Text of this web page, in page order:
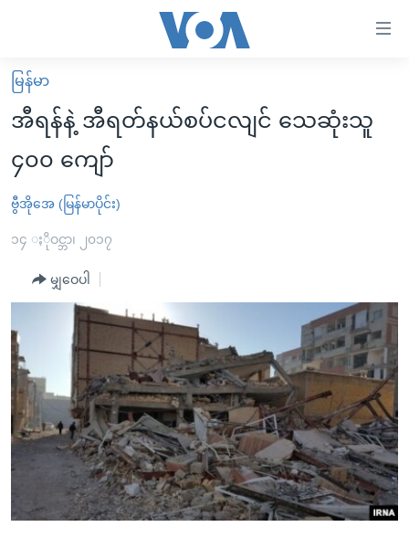
လွယ်ကူ
စေ
Link
များ
ပင်မ
ကြည့်
ရန်
ပင်မ
အ
ညွန်း
စာမျက်နှာ
ကျော်
မူလစာမျက်နှာ
မြန်မာ
ကမ္ဘာ့သတင်းများ
နိုင်ငံတကာ
အစ္စရေး-ပါလက်စတိုင်း
ဗွီဒီယို
အင်္ဂလိပ်စာလေ့လာမယ်
အမေရိကန်သုံးအီဒီယံ
မကြေးမုံရဲ့ အင်္ဂလိပ်စာ
ရုပ်ရှင်ထဲက အင်္ဂလိပ်စာ
သုတပဒေသာ အင်္ဂလိပ်စာ
အပတ်စဉ်ကဏ္ဍများ
တီဗွီ
ရေဒီယိုနှင့်ရုပ်သံ အချက်အလက်များ
ရေဒီယို/တီဗွီအစီအစဉ်
Learning English
ဗွီအိုအေ လူမှုကွန်ယက်များ
မြန်မာ
အီရန်နဲ့ အီရတ်နယ်စပ်ငလျင် သေဆုံးသူ
၄၀၀ ကျော်
ဗွီအိုအေ (မြန်မာပိုင်း)
၁၄ ႏိုဝင္ဘာ၊ ၂၀၁၇
မျှဝေပါ